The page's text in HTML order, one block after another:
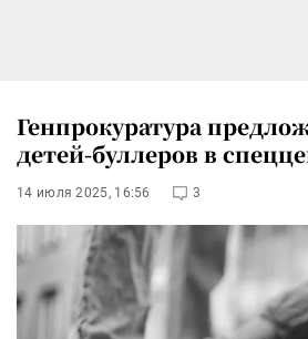
Генпрокуратура
детей-буллеров в
14 июля 2025, 16:56 3